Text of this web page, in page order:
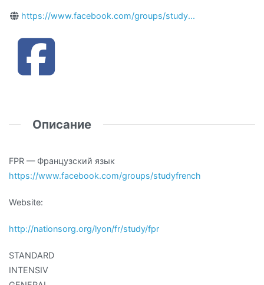
https://www.facebook.com/groups/study...
Описание
FPR — Французский язык
https://www.facebook.com/groups/studyfrench
Website:
http://nationsorg.org/lyon/fr/study/fpr
STANDARD
INTENSIV